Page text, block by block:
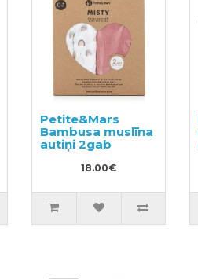
Petite&Mars
Bambusa muslīna
autiņi 2gab
18.00€